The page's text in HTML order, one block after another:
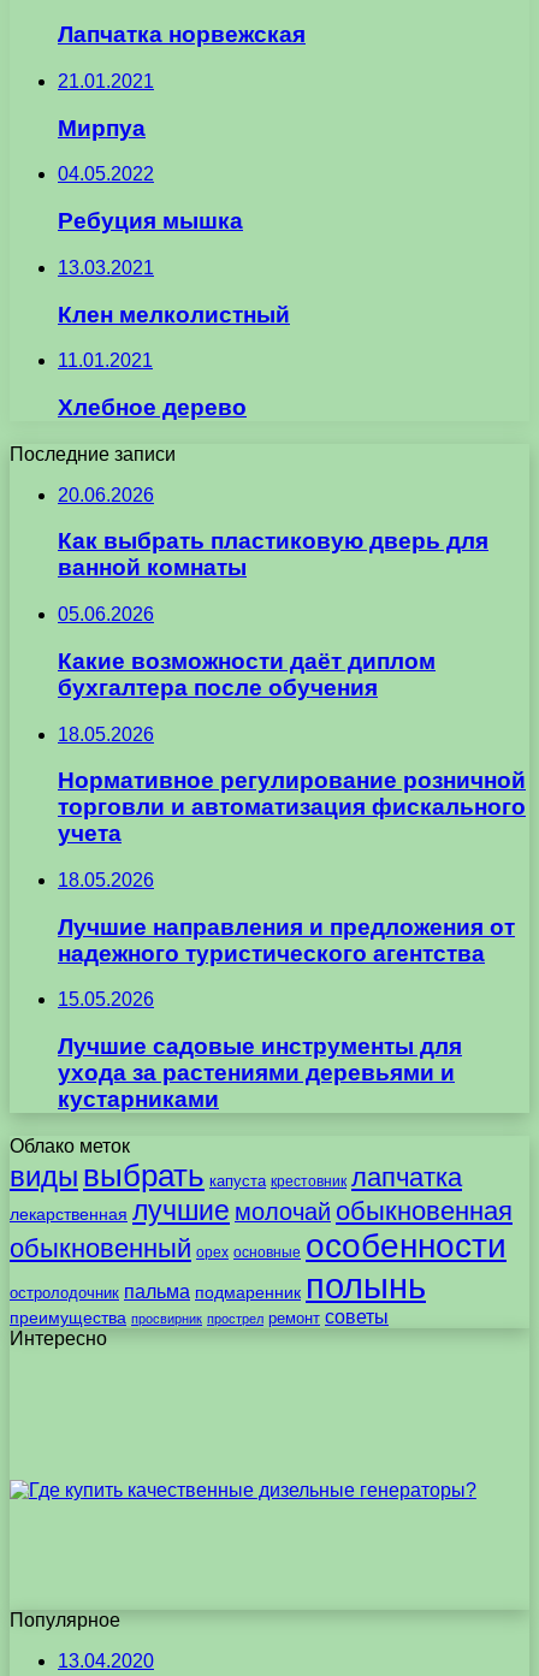
Лапчатка норвежская
21.01.2021
Мирпуа
04.05.2022
Ребуция мышка
13.03.2021
Клен мелколистный
11.01.2021
Хлебное дерево
Последние записи
20.06.2026
Как выбрать пластиковую дверь для
ванной комнаты
05.06.2026
Какие возможности даёт диплом
бухгалтера после обучения
18.05.2026
Нормативное регулирование розничной
торговли и автоматизация фискального
учета
18.05.2026
Лучшие направления и предложения от
надежного туристического агентства
15.05.2026
Лучшие садовые инструменты для
ухода за растениями деревьями и
кустарниками
Облако меток
виды выбрать капуста крестовник лапчатка
лекарственная лучшие молочай обыкновенная
обыкновенный орех основные особенности
остролодочник пальма подмаренник полынь
преимущества просвирник прострел ремонт советы
Интересно
Популярное
13.04.2020